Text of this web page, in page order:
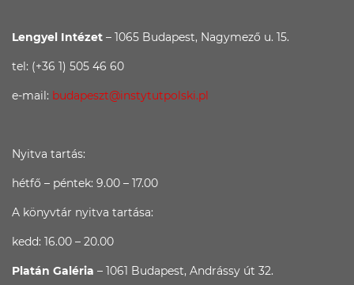
Lengyel Intézet – 1065 Budapest, Nagymező u. 15.
tel: (+36 1) 505 46 60
e-mail: budapeszt@instytutpolski.pl
Nyitva tartás:
hétfő – péntek: 9.00 – 17.00
A könyvtár nyitva tartása:
kedd: 16.00 – 20.00
Platán Galéria – 1061 Budapest, Andrássy út 32.